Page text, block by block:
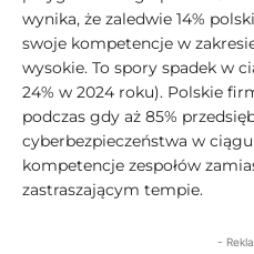
wynika, że zaledwie 14%
swoje kompetencje w
wysokie. To spory spadek w
24% w 2024 roku). Polskie
podczas gdy aż 85%
cyberbezpieczeństwa w
kompetencje zespołów
zastraszającym tempie.
-